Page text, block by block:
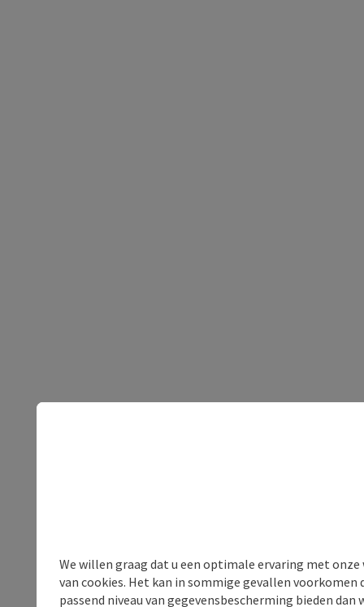
We willen graag dat u een optimale ervaring met
van cookies. Het kan in sommige gevallen voorkomen
passend niveau van gegevensbescherming bieden